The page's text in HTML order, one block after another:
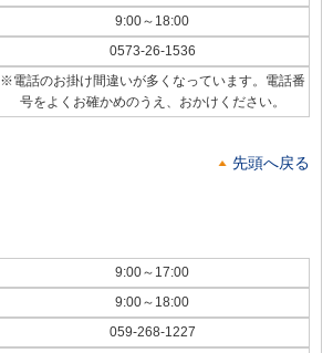
9:00～18:00
0573-26-1536
※電話のお掛け間違いが多くなっています。電話番
号をよくお確かめのうえ、おかけください。
先頭へ戻る
9:00～17:00
9:00～18:00
059-268-1227